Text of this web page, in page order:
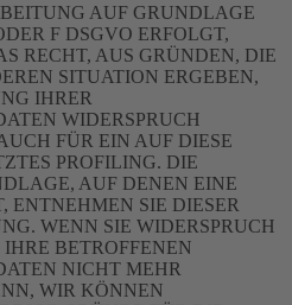
AUF GRUNDLAGE
F DSGVO ERFOLGT,
RECHT, AUS GRÜNDEN, DIE
SITUATION ERGEBEN,
IHRER
WIDERSPRUCH
FÜR EIN AUF DIESE
PROFILING. DIE
AUF DENEN EINE
ENTNEHMEN SIE DIESER
WENN SIE WIDERSPRUCH
BETROFFENEN
NICHT MEHR
WIR KÖNNEN